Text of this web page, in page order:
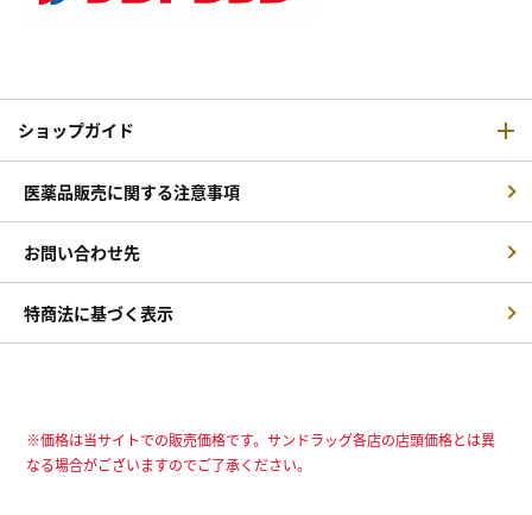
ショップガイド
医薬品販売に関する注意事項
お問い合わせ先
特商法に基づく表示
※価格は当サイトでの販売価格です。サンドラッグ各店の店頭価格とは異
なる場合がございますのでご了承ください。